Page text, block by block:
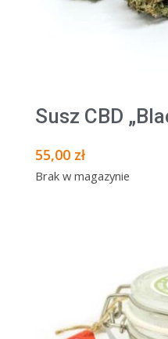
Susz CBD
55,00 zł
Brak w magazynie